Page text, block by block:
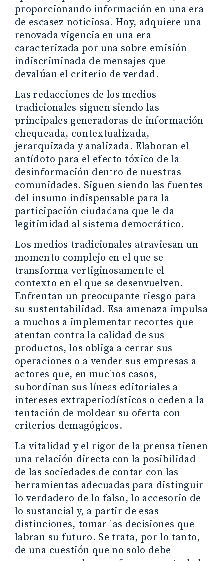
proporcionando información en una era
de escasez noticiosa. Hoy, adquiere una
renovada vigencia en una era
caracterizada por una sobre emisión
indiscriminada de mensajes que
devalúan el criterio de verdad.
Las redacciones de los medios
tradicionales siguen siendo las
principales generadoras de información
chequeada, contextualizada,
jerarquizada y analizada. Elaboran el
antídoto para el efecto tóxico de la
desinformación dentro de nuestras
comunidades. Siguen siendo las fuentes
del insumo indispensable para la
participación ciudadana que le da
legitimidad al sistema democrático.
Los medios tradicionales atraviesan un
momento complejo en el que se
transforma vertiginosamente el
contexto en el que se desenvuelven.
Enfrentan un preocupante riesgo para
su sustentabilidad. Esa amenaza impulsa
a muchos a implementar recortes que
atentan contra la calidad de sus
productos, los obliga a cerrar sus
operaciones o a vender sus empresas a
actores que, en muchos casos,
subordinan sus líneas editoriales a
intereses extraperiodísticos o ceden a la
tentación de moldear su oferta con
criterios demagógicos.
La vitalidad y el rigor de la prensa tienen
una relación directa con la posibilidad
de las sociedades de contar con las
herramientas adecuadas para distinguir
lo verdadero de lo falso, lo accesorio de
lo sustancial y, a partir de esas
distinciones, tomar las decisiones que
labran su futuro. Se trata, por lo tanto,
de una cuestión que no solo debe